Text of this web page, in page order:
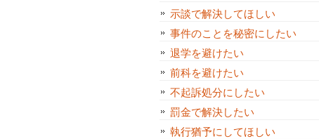
示談で解決してほしい
事件のことを秘密にしたい
退学を避けたい
前科を避けたい
不起訴処分にしたい
罰金で解決したい
執行猶予にしてほしい